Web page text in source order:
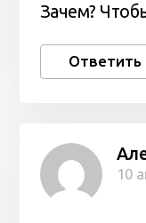
Зачем?
Ответить
10